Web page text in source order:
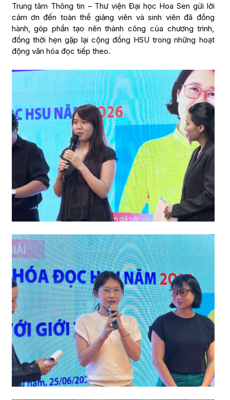
Trung tâm Thông tin – Thư viện Đại học Hoa Sen gửi lời
cảm ơn đến toàn thể giảng viên và sinh viên đã đồng
hành, góp phần tạo nên thành công của chương trình,
đồng thời hẹn gặp lại cộng đồng HSU trong những hoạt
động văn hóa đọc tiếp theo.